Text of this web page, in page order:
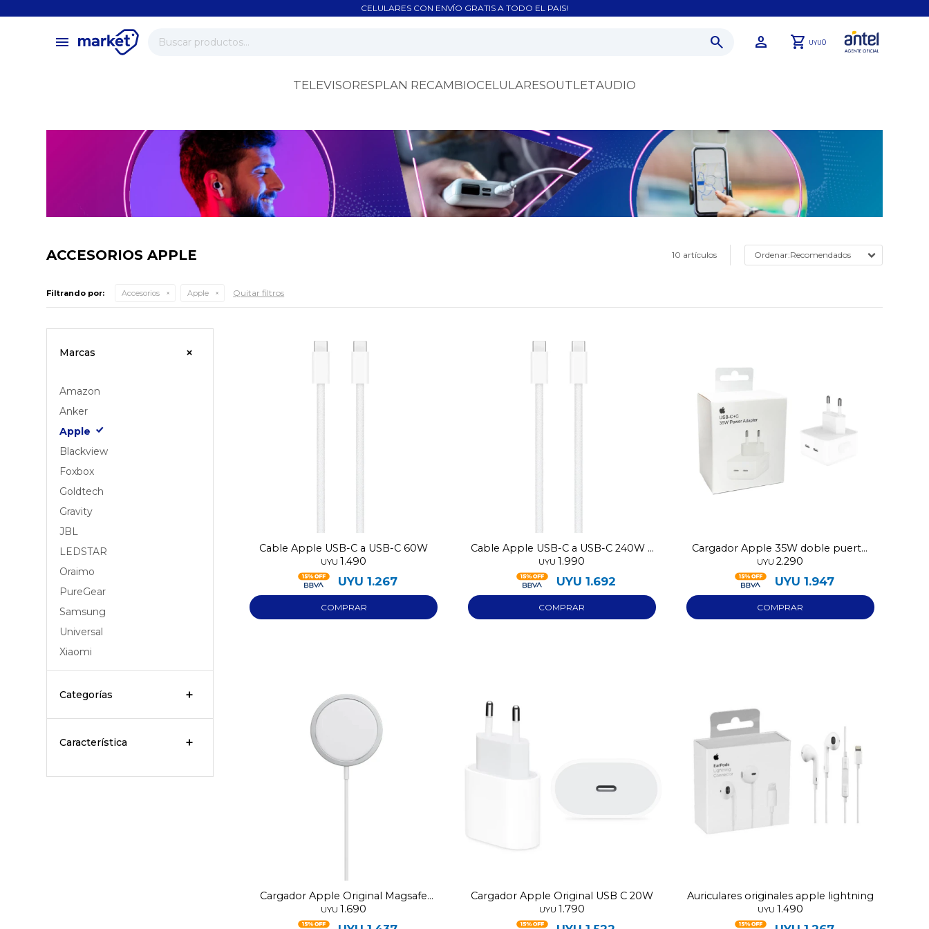
CELULARES CON ENVÍO GRATIS A TODO EL PAIS!
menu UYU0
TELEVISORESPLAN RECAMBIOCELULARESOUTLETAUDIO
ACCESORIOS APPLE 10 artículos Recomendados
Filtrando por: Accesorios Apple Quitar filtros
Cable Apple USB-C a USB-C 60W
UYU 1.490
UYU 1.267
Cable Apple USB-C a USB-C 240W 2
metros
UYU 1.990
UYU 1.692
Cargador Apple 35W doble puerto
Usb-C
UYU 2.290
UYU 1.947
Cargador Apple Original Magsafe
20W
UYU 1.690
Cargador Apple Original USB C 20W
UYU 1.790
Auriculares originales apple lightning
UYU 1.490
Marcas
Amazon
Anker
Apple
Blackview
Foxbox
Goldtech
Gravity
JBL
LEDSTAR
Oraimo
PureGear
Samsung
Universal
Xiaomi
Categorías
Característica
close
store